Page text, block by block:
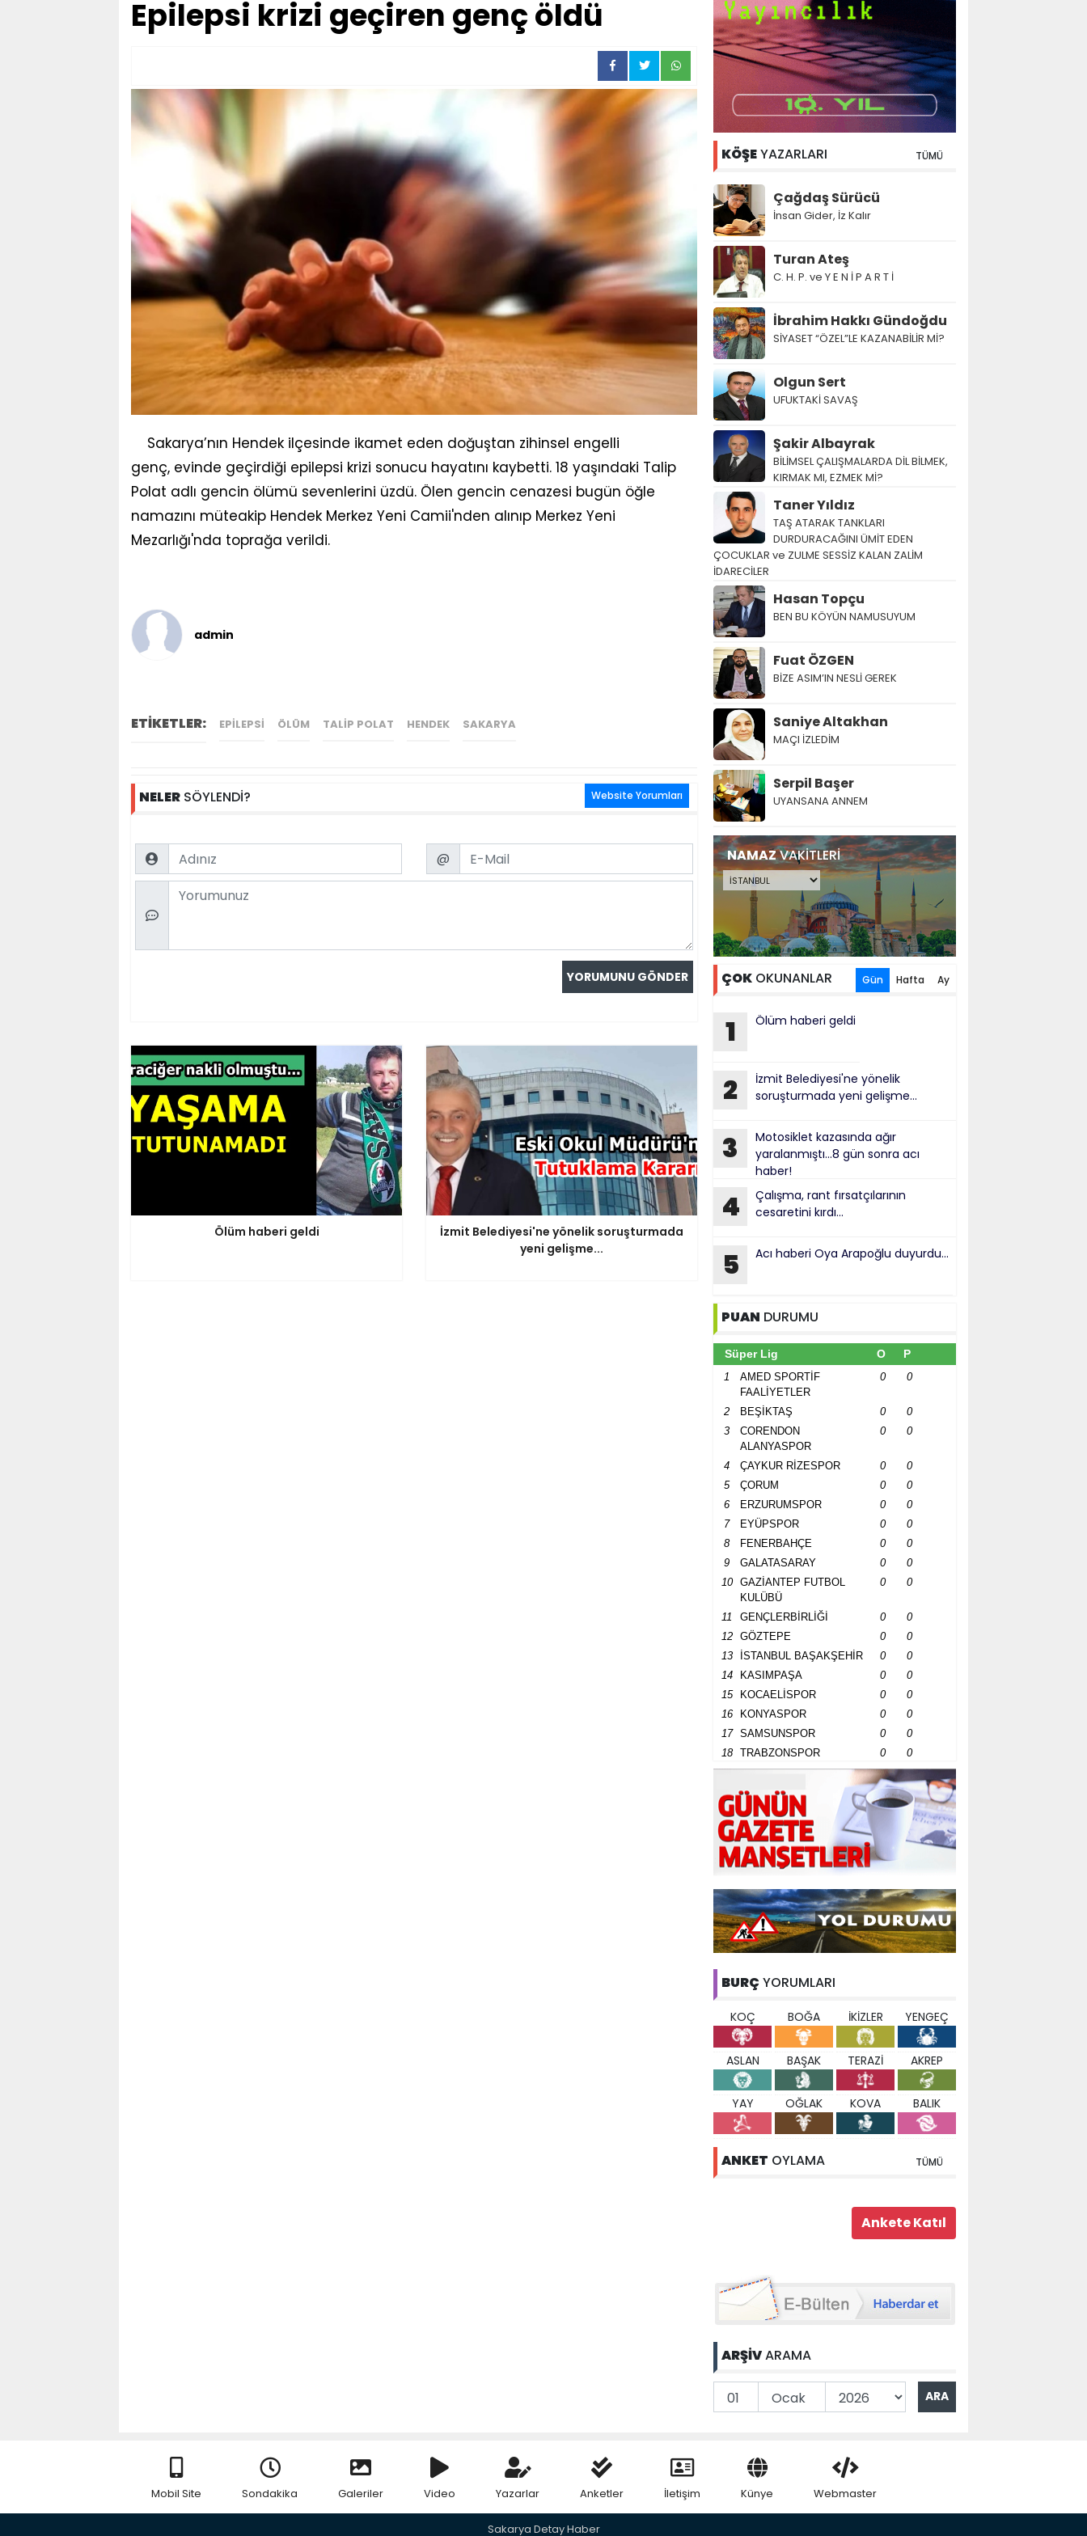
Epilepsi krizi geçiren genç öldü
Sakarya’nın Hendek ilçesinde ikamet eden doğuştan zihinsel engelli
genç, evinde geçirdiği epilepsi krizi sonucu hayatını kaybetti. 18 yaşındaki Talip
Polat adlı gencin ölümü sevenlerini üzdü. Ölen gencin cenazesi bugün öğle
namazını müteakip Hendek Merkez Yeni Camii'nden alınıp Merkez Yeni
Mezarlığı'nda toprağa verildi.
admin
ETİKETLER: EPILEPSI ÖLÜM TALIP POLAT HENDEK SAKARYA
NELER SÖYLENDİ? Website Yorumları
Name Email
@
Comment
Ölüm haberi geldi
İzmit Belediyesi'ne yönelik soruşturmada
yeni gelişme...
KÖŞEYAZARLARI TÜMÜ
Çağdaş Sürücü
İnsan Gider, İz Kalır
Turan Ateş
C. H. P. ve Y E N İ P A R T İ
İbrahim Hakkı Gündoğdu
SİYASET “ÖZEL”LE KAZANABİLİR Mİ?
Olgun Sert
UFUKTAKİ SAVAŞ
Şakir Albayrak
BİLİMSEL ÇALIŞMALARDA DİL BİLMEK,
KIRMAK MI, EZMEK Mİ?
Taner Yıldız
TAŞ ATARAK TANKLARI
DURDURACAĞINI ÜMİT EDEN
ÇOCUKLAR ve ZULME SESSİZ KALAN ZALİM
İDARECİLER
Hasan Topçu
BEN BU KÖYÜN NAMUSUYUM
Fuat ÖZGEN
BİZE ASIM’IN NESLİ GEREK
Saniye Altakhan
MAÇI İZLEDİM
Serpil Başer
UYANSANA ANNEM
NAMAZVAKİTLERİ
ÇOK OKUNANLAR Gün Hafta Ay
1 Ölüm haberi geldi
2
İzmit Belediyesi'ne yönelik
soruşturmada yeni gelişme...
3
Motosiklet kazasında ağır
yaralanmıştı...8 gün sonra acı
haber!
4
Çalışma, rant fırsatçılarının
cesaretini kırdı...
5 Acı haberi Oya Arapoğlu duyurdu...
PUAN DURUMU
Süper Lig O P
1
AMED SPORTİF
FAALİYETLER
0 0
2 BEŞİKTAŞ 0
0
3
CORENDON
ALANYASPOR
0 0
4 ÇAYKUR RİZESPOR 0
0
5
ÇORUM 0
0
6
ERZURUMSPOR 0
0
7
EYÜPSPOR 0
0
8
FENERBAHÇE 0
0
9
GALATASARAY 0
0
10
GAZİANTEP FUTBOL
KULÜBÜ
0 0
11 GENÇLERBİRLİĞİ 0
0
12
GÖZTEPE 0
0
13
İSTANBUL BAŞAKŞEHİR 0
0
14
KASIMPAŞA 0
0
15
KOCAELİSPOR 0
0
16
KONYASPOR 0
0
17
SAMSUNSPOR 0
0
18
TRABZONSPOR 0 0
BURÇ YORUMLARI
KOÇ BOĞA İKİZLER YENGEÇ
ASLAN BAŞAK TERAZİ AKREP
YAY OĞLAK KOVA BALIK
ANKET OYLAMA TÜMÜ
ARŞİVARAMA
Mobil Site Sondakika Galeriler Video Yazarlar Anketler İletişim Künye Webmaster
Sakarya Detay Haber